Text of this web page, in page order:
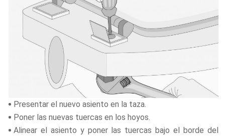
Presentar el nuevo asiento en la taza.
Poner las nuevas tuercas en los hoyos.
Alinear el asiento y poner las tuercas bajo el borde del